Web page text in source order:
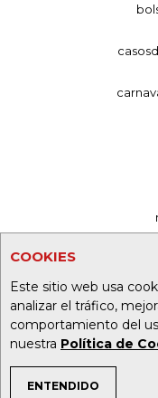
COOKIES
Este sitio web usa
analizar el tráfico,
comportamiento del
nuestra Política de
ENTENDIDO